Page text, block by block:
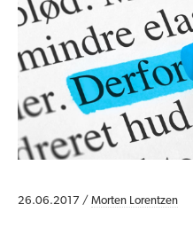
26.06.2017 / Morten Lorentzen